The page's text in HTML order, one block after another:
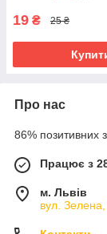
19 ₴ 25 ₴
Про нас
86% позитивних з
Працює з
м. Львів
вул. Зелена,